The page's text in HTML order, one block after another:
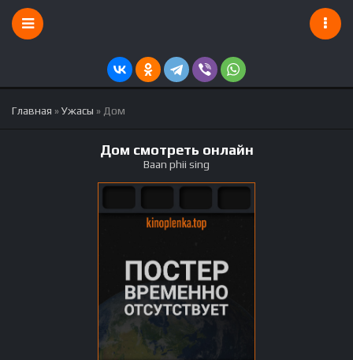
Главная »Ужасы » Дом
Дом смотреть онлайн
Baan phii sing